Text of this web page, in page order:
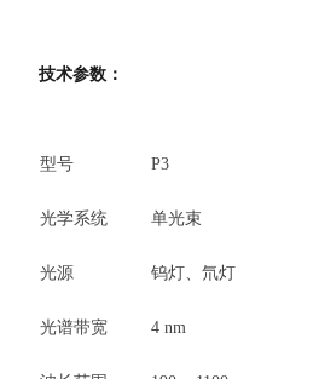
技术参数：
型号 P3
光学系统 单光束
光源 钨灯、氘灯
光谱带宽 4 nm